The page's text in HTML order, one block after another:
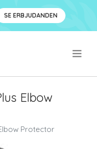
SE ERBJUDANDEN
Elbow
Protector